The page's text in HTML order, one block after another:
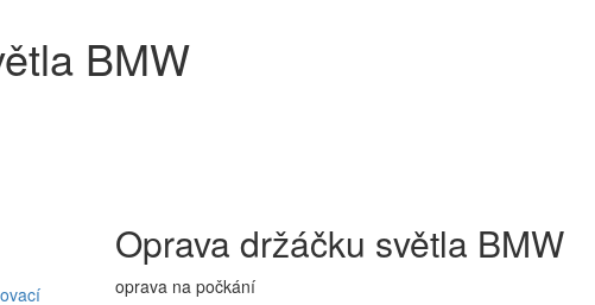
BMW
Oprava držáčku světla BMW
oprava na počkání